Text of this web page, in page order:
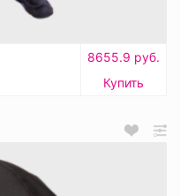
8655.9 руб.
Купить